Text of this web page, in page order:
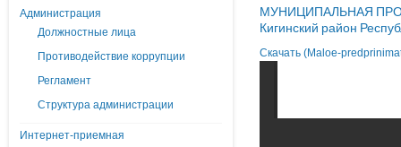
Администрация
Должностные лица
Противодействие коррупции
Регламент
Структура администрации
Интернет-приемная
МУНИЦИПАЛЬНАЯ
Кигинский район
Скачать (Maloe-